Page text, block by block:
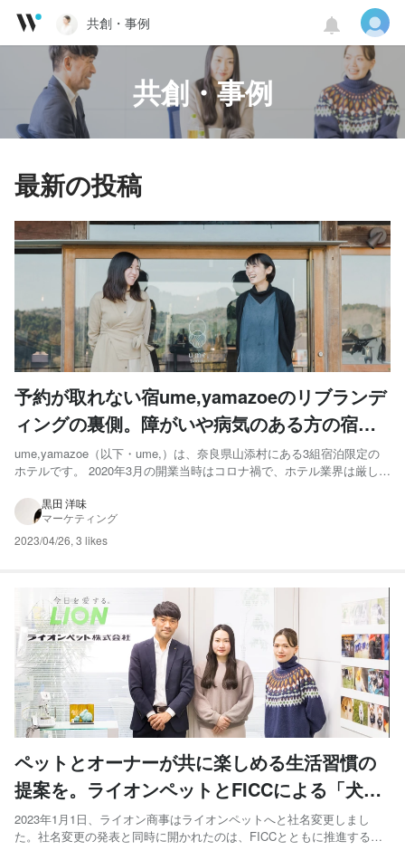
共創・事例
共創・事例
最新の投稿
予約が取れない宿ume,yamazoeのリブランデ
ィングの裏側。障がいや病気のある方の宿泊
招待『HAJIMARI』が生んだ可能性
ume,yamazoe（以下・ume,）は、奈良県山添村にある3組宿泊限定の
ホテルです。 2020年3月の開業当時はコロナ禍で、ホテル業界は厳しい
ンド式サウナが話題を呼んで、一躍予約が取れない人気宿へと急成長し
ます。 売上を堅調に伸ばす一方で、「サウ...
黒田 洋味
マーケティング
2023/04/26, 3 likes
ペットとオーナーが共に楽しめる生活習慣の
提案を。ライオンペットとFICCによる「犬の
歯みがき習慣化プロジェクト」
2023年1月1日、ライオン商事はライオンペットへと社名変更しまし
た。社名変更の発表と同時に開かれたのは、FICCとともに推進するプ